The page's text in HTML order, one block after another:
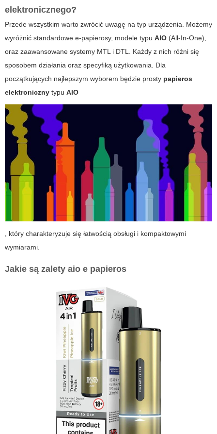
elektronicznego?
Przede wszystkim warto zwrócić uwagę na typ urządzenia. Możemy
wyróżnić standardowe e-papierosy, modele typu AIO (All-In-One),
oraz zaawansowane systemy MTL i DTL. Każdy z nich różni się
sposobem działania oraz specyfiką użytkowania. Dla
początkujących najlepszym wyborem będzie prosty papieros
elektroniczny typu AIO
, który charakteryzuje się łatwością obsługi i kompaktowymi
wymiarami.
Jakie są zalety aio e papieros